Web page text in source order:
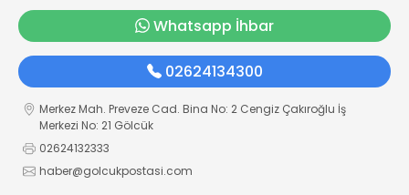
Whatsapp İhbar
02624134300
Merkez Mah. Preveze Cad. Bina No: 2 Cengiz Çakıroğlu İş
Merkezi No: 21 Gölcük
02624132333
haber@golcukpostasi.com